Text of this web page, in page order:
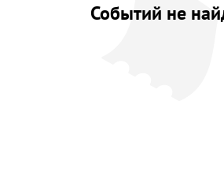
Событий не